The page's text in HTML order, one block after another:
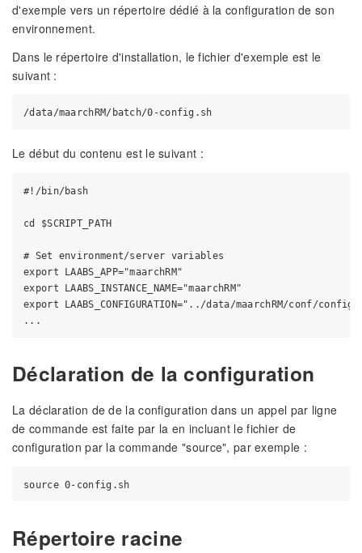
d'exemple vers un répertoire dédié à la configuration de son
environnement.
Dans le répertoire d'installation, le fichier d'exemple est le
suivant :
Le début du contenu est le suivant :
#!/bin/bash
cd $SCRIPT_PATH
# Set environment/server variables
export LAABS_APP="maarchRM"
export LAABS_INSTANCE_NAME="maarchRM"
export LAABS_CONFIGURATION="../data/maarchRM/conf/
Déclaration de la configuration
La déclaration de de la configuration dans un appel par ligne
de commande est faite par la en incluant le fichier de
configuration par la commande "source", par exemple :
Répertoire racine